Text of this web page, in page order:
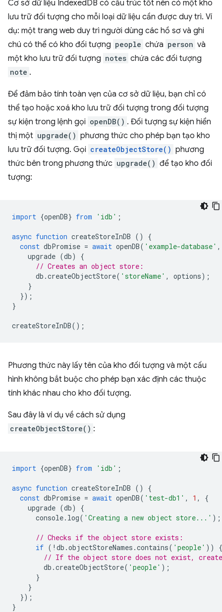
Cơ sở dữ liệu IndexedDB có cấu trúc tốt nên có một kho
lưu trữ đối tượng cho mỗi loại dữ liệu cần được duy trì. Ví
dụ: một trang web duy trì người dùng các hồ sơ và ghi
chú có thể có kho đối tượng people chứa person và
một kho lưu trữ đối tượng notes chứa các đối tượng
note .
Để đảm bảo tính toàn vẹn của cơ sở dữ liệu, bạn chỉ có
thể tạo hoặc xoá kho lưu trữ đối tượng trong đối tượng
sự kiện trong lệnh gọi openDB() . Đối tượng sự kiện hiển
thị một upgrade() phương thức cho phép bạn tạo kho
lưu trữ đối tượng. Gọi createObjectStore() phương
thức bên trong phương thức upgrade() để tạo kho đối
tượng:
import {openDB} from 'idb' ;
async function createStoreInDB ()
{
const dbPromise = await openDB( 'example-database' ,
upgrade (db)
{
// Creates an object store:
db .createObjectStore( 'storeName' , options);
}
});
}
createStoreInDB();
Phương thức này lấy tên của kho đối tượng và một cấu
hình không bắt buộc cho phép bạn xác định các thuộc
tính khác nhau cho kho đối tượng.
Sau đây là ví dụ về cách sử dụng
createObjectStore() :
import {openDB} from 'idb' ;
async function createStoreInDB ()
{
const dbPromise = await openDB( 'test-db1' , 1 ,
{
upgrade (db)
{
console. log( 'Creating a new object store...' );
// Checks if the object store exists:
if ( ! db .objectStoreNames .contains( 'people' ))
{
// If the object store does not exist,
db .createObjectStore( 'people' );
}
}
});
}